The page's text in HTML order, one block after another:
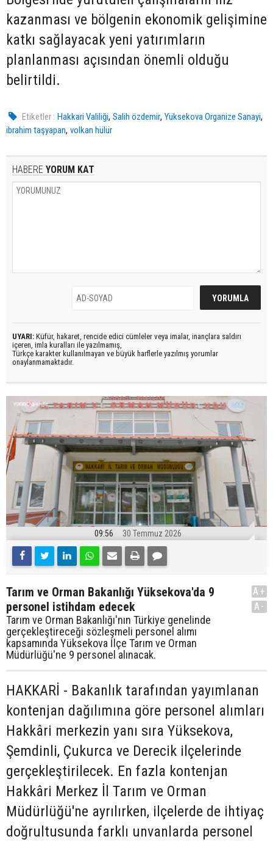
kazanması ve bölgenin ekonomik gelişimine
katkı sağlayacak yeni yatırımların
planlanması açısından önemli olduğu
belirtildi.
Etiketler : Hakkari Valiliği,Salih özdemir,Yüksekova Organize Sanayi,
ibrahim taşyapan, volkan hülür
HABERE YORUM KAT
UYARI: Küfür, hakaret, rencide edici cümleler veya imalar, inançlara saldırı
içeren, imla kuralları ile yazılmamış,
Türkçe karakter kullanılmayan ve büyük harflerle yazılmış yorumlar
onaylanmamaktadır.
09:56 30 Temmuz 2026
Tarım ve Orman Bakanlığı Yüksekova'da 9
personel istihdam edecek
Tarım ve Orman Bakanlığı'nın Türkiye genelinde
gerçekleştireceği sözleşmeli personel alımı
kapsamında Yüksekova İlçe Tarım ve Orman
Müdürlüğü'ne 9 personel alınacak.
A+
A-
HAKKARİ - Bakanlık tarafından yayımlanan
kontenjan dağılımına göre personel alımları
Hakkâri merkezin yanı sıra Yüksekova,
Şemdinli, Çukurca ve Derecik ilçelerinde
gerçekleştirilecek. En fazla kontenjan
Hakkâri Merkez İl Tarım ve Orman
Müdürlüğü'ne ayrılırken, ilçelerde de ihtiyaç
doğrultusunda farklı unvanlarda personel